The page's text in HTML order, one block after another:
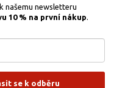
- Hnojivo na maliny a
našemu newsletteru
10 % na první nákup
se k odběru